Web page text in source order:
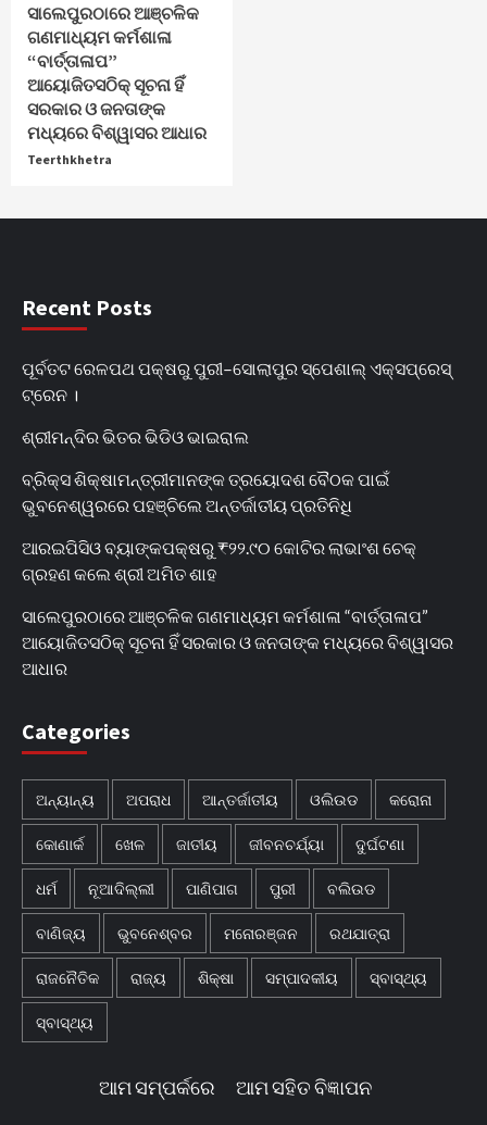
ସାଲେପୁରଠାରେ ଆଞ୍ଚଳିକ
ଗଣମାଧ୍ୟମ କର୍ମଶାଳା
“ବାର୍ତ୍ତାଳାପ”
ଆୟୋଜିତସଠିକ୍ ସୂଚନା ହିଁ
ସରକାର ଓ ଜନତାଙ୍କ
ମଧ୍ୟରେ ବିଶ୍ୱାସର ଆଧାର
Teerthkhetra
Recent Posts
ପୂର୍ବତଟ ରେଳପଥ ପକ୍ଷରୁ ପୁରୀ–ସୋଲାପୁର ସ୍ପେଶାଲ୍ ଏକ୍ସପ୍ରେସ୍
ଟ୍ରେନ ।
ଶ୍ରୀମନ୍ଦିର ଭିତର ଭିଡିଓ ଭାଇରାଲ
ବ୍ରିକ୍ସ ଶିକ୍ଷାମନ୍ତ୍ରୀମାନଙ୍କ ତ୍ରୟୋଦଶ ବୈଠକ ପାଇଁ
ଭୁବନେଶ୍ୱରରେ ପହଞ୍ଚିଲେ ଅନ୍ତର୍ଜାତୀୟ ପ୍ରତିନିଧି
ଆରଇପିସିଓ ବ୍ୟାଙ୍କପକ୍ଷରୁ ₹୨୨.୯୦ କୋଟିର ଲାଭାଂଶ ଚେକ୍
ଗ୍ରହଣ କଲେ ଶ୍ରୀ ଅମିତ ଶାହ
ସାଲେପୁରଠାରେ ଆଞ୍ଚଳିକ ଗଣମାଧ୍ୟମ କର୍ମଶାଳା “ବାର୍ତ୍ତାଳାପ”
ଆୟୋଜିତସଠିକ୍ ସୂଚନା ହିଁ ସରକାର ଓ ଜନତାଙ୍କ ମଧ୍ୟରେ ବିଶ୍ୱାସର
ଆଧାର
Categories
ଅନ୍ୟାନ୍ୟ ଅପରାଧ ଆନ୍ତର୍ଜାତୀୟ ଓଲିଉଡ କରୋନା
କୋଣାର୍କ ଖେଳ ଜାତୀୟ ଜୀବନଚର୍ଯ୍ୟା ଦୁର୍ଘଟଣା
ଧର୍ମ ନୂଆଦିଲ୍ଲୀ ପାଣିପାଗ ପୁରୀ ବଲିଉଡ
ବାଣିଜ୍ୟ ଭୁବନେଶ୍ବର ମନୋରଞ୍ଜନ ରଥଯାତ୍ରା
ରାଜନୈତିକ ରାଜ୍ୟ ଶିକ୍ଷା ସମ୍ପାଦକୀୟ ସ୍ବାସ୍ଥ୍ୟ
ସ୍ବାସ୍ଥ୍ୟ
ଆମ ସମ୍ପର୍କରେ ଆମ ସହିତ ବିଜ୍ଞାପନ